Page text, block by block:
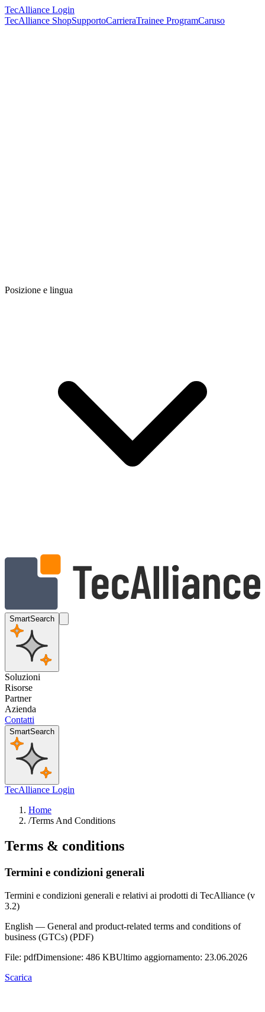
TecAlliance Login
TecAlliance ShopSupportoCarrieraTrainee ProgramCaruso
Posizione e lingua
SmartSearch
Soluzioni
Risorse
Partner
Azienda
Contatti
SmartSearch
TecAlliance Login
Home
/Terms And Conditions
Terms & conditions
Termini e condizioni generali
Termini e condizioni generali e relativi ai prodotti di TecAlliance (v
3.2)
English — General and product-related terms and conditions of
business (GTCs) (PDF)
File: pdfDimensione: 486 KBUltimo aggiornamento: 23.06.2026
Scarica